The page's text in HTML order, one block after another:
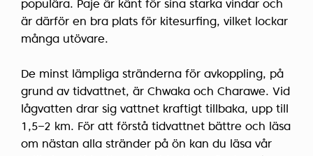
populära. Paje är känt för sina starka vindar och
är därför en bra plats för kitesurfing, vilket lockar
många utövare.
De minst lämpliga stränderna för avkoppling, på
grund av tidvattnet, är Chwaka och Charawe. Vid
lågvatten drar sig vattnet kraftigt tillbaka, upp till
1,5–2 km. För att förstå tidvattnet bättre och läsa
om nästan alla stränder på ön kan du läsa vår